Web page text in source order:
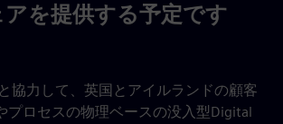
を提供する予定です
協力して、英国とアイルランドの顧客
プロセスの物理ベースの没入型Digital